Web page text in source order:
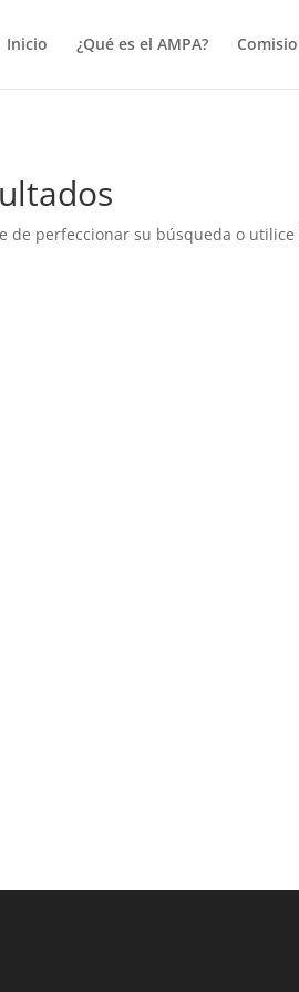
Inicio
¿Qué es el AMPA?
de perfeccionar su búsqueda o